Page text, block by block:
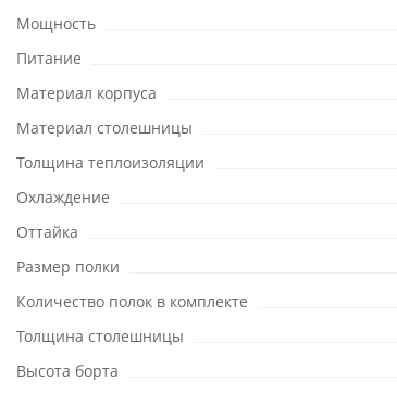
Мощность
Питание
Материал корпуса
Материал столешницы
Толщина теплоизоляции
Охлаждение
Оттайка
Размер полки
Количество полок в комплекте
Толщина столешницы
Высота борта